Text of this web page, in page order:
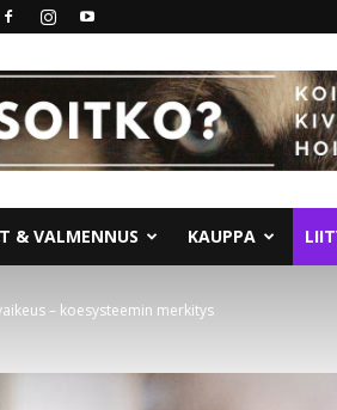
& VALMENNUS KAUPPA
– koesysteemin merkitys